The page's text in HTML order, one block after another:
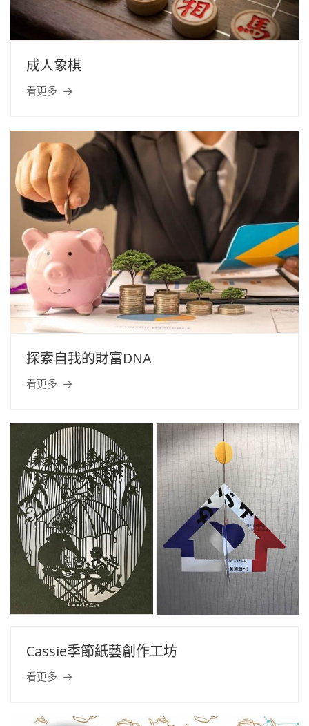
成人象棋
看更多
探索自我的財富DNA
看更多
Cassie季節紙藝創作工坊
看更多